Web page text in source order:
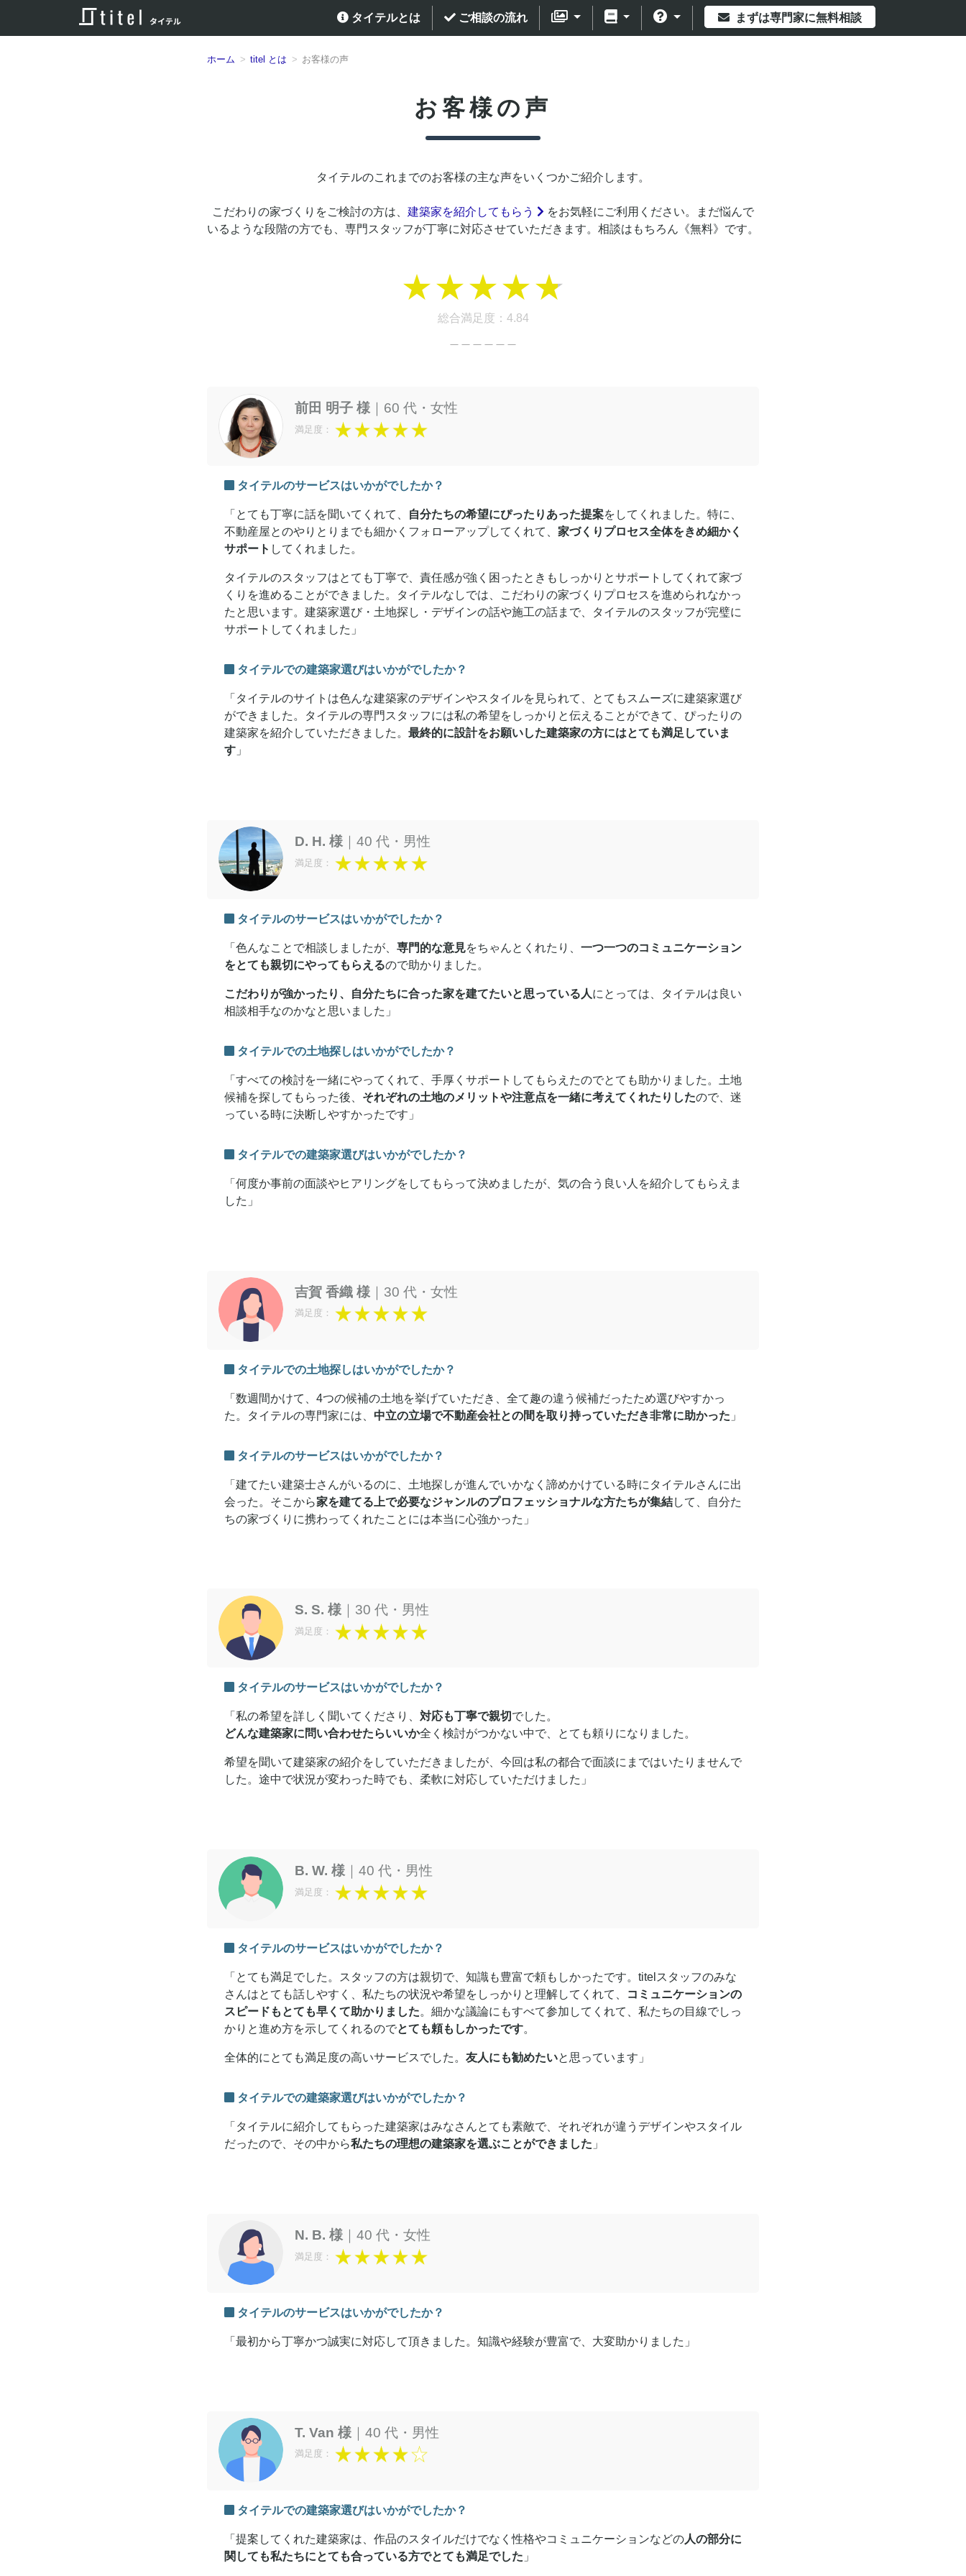
タイテルとは ご相談の流れ まずは専門家に無料相談
ホーム titel とは お客様の声
お客様の声
タイテルのこれまでのお客様の主な声をいくつかご紹介します。
こだわりの家づくりをご検討の方は、 建築家を紹介してもらう
をお気軽にご利用ください。まだ悩んで
いるような段階の方でも、専門スタッフが丁寧に対応させていただきます。相談はもちろん《無料》です。
総合満足度：4.84
前田 明子 様 ｜60 代・女性
満足度：
タイテルのサービスはいかがでしたか？
「とても丁寧に話を聞いてくれて、 自分たちの希望にぴったりあった提案をしてくれました。特に、
不動産屋とのやりとりまでも細かくフォローアップしてくれて、 家づくりプロセス全体をきめ細かく
サポート してくれました。
タイテルのスタッフはとても丁寧で、責任感が強く困ったときもしっかりとサポートしてくれて家づ
くりを進めることができました。タイテルなしでは、こだわりの家づくりプロセスを進められなかっ
たと思います。建築家選び・土地探し・デザインの話や施工の話まで、タイテルのスタッフが完璧に
サポートしてくれました」
タイテルでの建築家選びはいかがでしたか？
「タイテルのサイトは色んな建築家のデザインやスタイルを見られて、とてもスムーズに建築家選び
ができました。タイテルの専門スタッフには私の希望をしっかりと伝えることができて、ぴったりの
建築家を紹介していただきました。 最終的に設計をお願いした建築家の方にはとても満足していま
す 」
D. H. 様 ｜40 代・男性
満足度：
タイテルのサービスはいかがでしたか？
「色んなことで相談しましたが、 専門的な意見をちゃんとくれたり、 一つ一つのコミュニケーション
をとても親切にやってもらえるので助かりました。
こだわりが強かったり、自分たちに合った家を建てたいと思っている人にとっては、タイテルは良い
相談相手なのかなと思いました」
タイテルでの土地探しはいかがでしたか？
「すべての検討を一緒にやってくれて、手厚くサポートしてもらえたのでとても助かりました。土地
候補を探してもらった後、 それぞれの土地のメリットや注意点を一緒に考えてくれたりしたので、迷
っている時に決断しやすかったです」
タイテルでの建築家選びはいかがでしたか？
「何度か事前の面談やヒアリングをしてもらって決めましたが、気の合う良い人を紹介してもらえま
した」
吉賀 香織 様 ｜30 代・女性
満足度：
タイテルでの土地探しはいかがでしたか？
「数週間かけて、4つの候補の土地を挙げていただき、全て趣の違う候補だったため選びやすかっ
た。タイテルの専門家には、 中立の立場で不動産会社との間を取り持っていただき非常に助かった 」
タイテルのサービスはいかがでしたか？
「建てたい建築士さんがいるのに、土地探しが進んでいかなく諦めかけている時にタイテルさんに出
会った。そこから家を建てる上で必要なジャンルのプロフェッショナルな方たちが集結して、自分た
ちの家づくりに携わってくれたことには本当に心強かった」
S. S. 様 ｜30 代・男性
満足度：
タイテルのサービスはいかがでしたか？
「私の希望を詳しく聞いてくださり、 対応も丁寧で親切 でした。
どんな建築家に問い合わせたらいいか全く検討がつかない中で、とても頼りになりました。
希望を聞いて建築家の紹介をしていただきましたが、今回は私の都合で面談にまではいたりませんで
した。途中で状況が変わった時でも、柔軟に対応していただけました」
B. W. 様 ｜40 代・男性
満足度：
タイテルのサービスはいかがでしたか？
「とても満足でした。スタッフの方は親切で、知識も豊富で頼もしかったです。titelスタッフのみな
さんはとても話しやすく、私たちの状況や希望をしっかりと理解してくれて、
コミュニケーションの
スピードもとても早くて助かりました。細かな議論にもすべて参加してくれて、私たちの目線でしっ
かりと進め方を示してくれるのでとても頼もしかったです。
全体的にとても満足度の高いサービスでした。 友人にも勧めたいと思っています」
タイテルでの建築家選びはいかがでしたか？
「タイテルに紹介してもらった建築家はみなさんとても素敵で、それぞれが違うデザインやスタイル
だったので、その中から私たちの理想の建築家を選ぶことができました 」
N. B. 様 ｜40 代・女性
満足度：
タイテルのサービスはいかがでしたか？
「最初から丁寧かつ誠実に対応して頂きました。知識や経験が豊富で、大変助かりました」
T. Van 様 ｜40 代・男性
満足度：
タイテルでの建築家選びはいかがでしたか？
「提案してくれた建築家は、作品のスタイルだけでなく性格やコミュニケーションなどの人の部分に
関しても私たちにとても合っている方でとても満足でした 」